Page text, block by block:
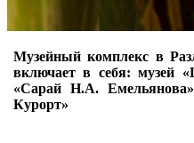
Музейный комплекс в
включает в себя: музей
«Сарай Н.А.
Курорт»